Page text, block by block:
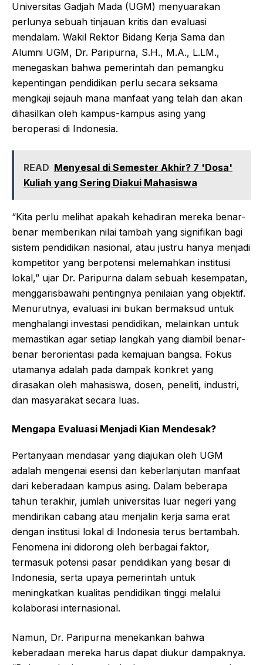
Universitas Gadjah Mada (UGM) menyuarakan
perlunya sebuah tinjauan kritis dan evaluasi
mendalam. Wakil Rektor Bidang Kerja Sama dan
Alumni UGM, Dr. Paripurna, S.H., M.A., L.LM.,
menegaskan bahwa pemerintah dan pemangku
kepentingan pendidikan perlu secara seksama
mengkaji sejauh mana manfaat yang telah dan akan
dihasilkan oleh kampus-kampus asing yang
beroperasi di Indonesia.
READ Menyesal di Semester Akhir? 7 'Dosa'
Kuliah yang Sering Diakui Mahasiswa
“Kita perlu melihat apakah kehadiran mereka benar-
benar memberikan nilai tambah yang signifikan bagi
sistem pendidikan nasional, atau justru hanya menjadi
kompetitor yang berpotensi melemahkan institusi
lokal,” ujar Dr. Paripurna dalam sebuah kesempatan,
menggarisbawahi pentingnya penilaian yang objektif.
Menurutnya, evaluasi ini bukan bermaksud untuk
menghalangi investasi pendidikan, melainkan untuk
memastikan agar setiap langkah yang diambil benar-
benar berorientasi pada kemajuan bangsa. Fokus
utamanya adalah pada dampak konkret yang
dirasakan oleh mahasiswa, dosen, peneliti, industri,
dan masyarakat secara luas.
Mengapa Evaluasi Menjadi Kian Mendesak?
Pertanyaan mendasar yang diajukan oleh UGM
adalah mengenai esensi dan keberlanjutan manfaat
dari keberadaan kampus asing. Dalam beberapa
tahun terakhir, jumlah universitas luar negeri yang
mendirikan cabang atau menjalin kerja sama erat
dengan institusi lokal di Indonesia terus bertambah.
Fenomena ini didorong oleh berbagai faktor,
termasuk potensi pasar pendidikan yang besar di
Indonesia, serta upaya pemerintah untuk
meningkatkan kualitas pendidikan tinggi melalui
kolaborasi internasional.
Namun, Dr. Paripurna menekankan bahwa
keberadaan mereka harus dapat diukur dampaknya.